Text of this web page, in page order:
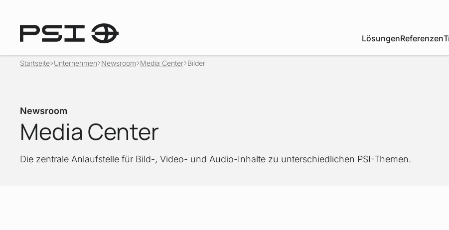
LösungenReferenzen
Startseite Unternehmen Newsroom Media Center Bilder
Newsroom
Media Center
Die zentrale Anlaufstelle für Bild-, Video- und Audio-Inhalte zu unterschiedlichen PSI-Themen.